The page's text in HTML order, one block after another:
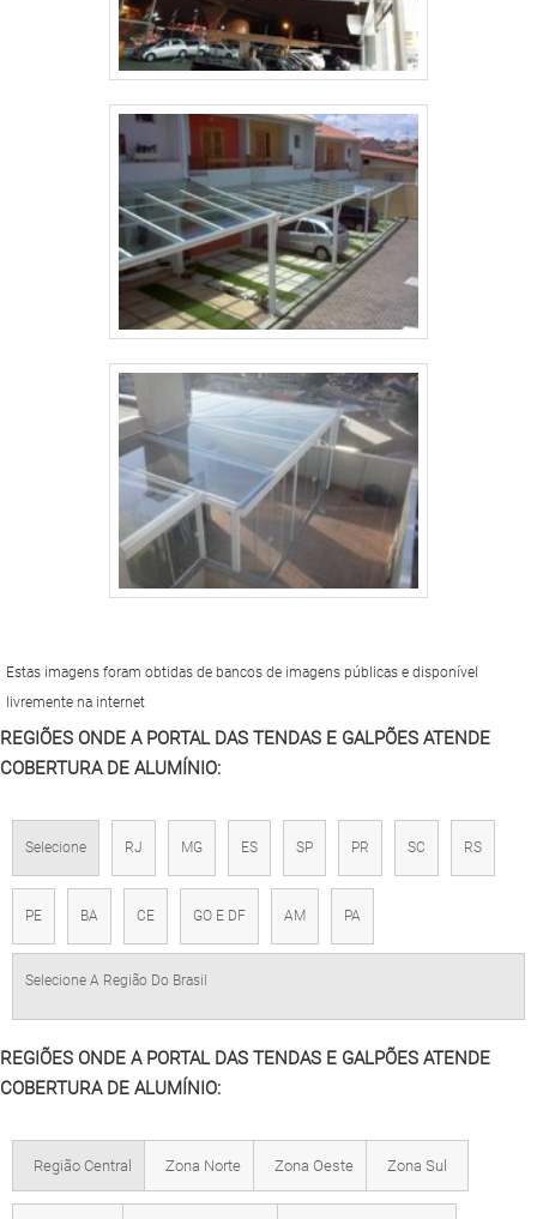
Estas imagens foram obtidas de bancos de imagens públicas e disponível
livremente na internet
REGIÕES ONDE A PORTAL DAS TENDAS E GALPÕES ATENDE
COBERTURA DE ALUMÍNIO:
Selecione RJ MG ES SP PR SC RS
PE BA CE GO E DF AM PA
Selecione A Região Do Brasil
REGIÕES ONDE A PORTAL DAS TENDAS E GALPÕES ATENDE
COBERTURA DE ALUMÍNIO:
Região Central Zona Norte Zona Oeste Zona Sul